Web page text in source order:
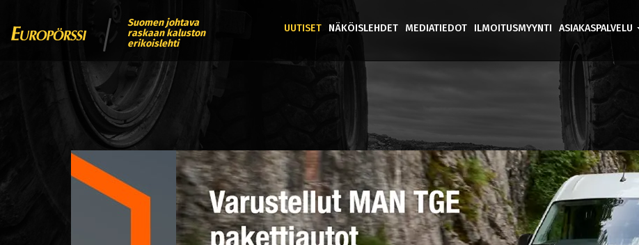
Suomen johtava
raskaan kaluston
erikoislehti
UUTISET NÄKÖISLEHDET MEDIATIEDOT ILMOITUSMYYNTI ASIAKASPALVELU